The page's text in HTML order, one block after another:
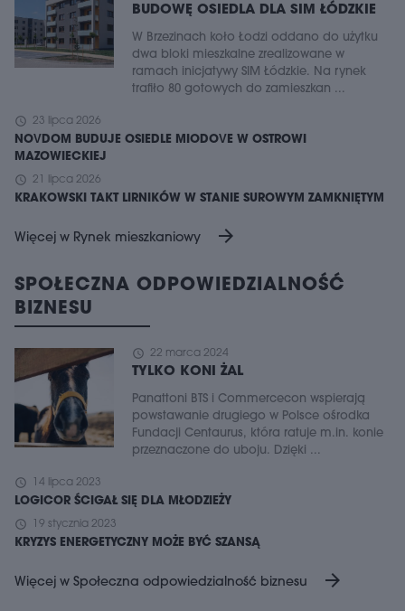
BUDOWĘ OSIEDLA DLA SIM ŁÓDZKIE
W Brzezinach koło Łodzi oddano do użytku
dwa bloki mieszkalne zrealizowane w
ramach inicjatywy SIM Łódzkie. Na rynek
trafiło 80 gotowych do zamieszkan ...
schedule 23 lipca 2026
NOVDOM BUDUJE OSIEDLE MIODOVE W OSTROWI
MAZOWIECKIEJ
schedule 21 lipca 2026
KRAKOWSKI TAKT LIRNIKÓW W STANIE SUROWYM ZAMKNIĘTYM
Więcej w Rynek mieszkaniowy arrow_forward
SPOŁECZNA ODPOWIEDZIALNOŚĆ
BIZNESU
schedule 22 marca 2024
TYLKO KONI ŻAL
Panattoni BTS i Commercecon wspierają
powstawanie drugiego w Polsce ośrodka
Fundacji Centaurus, która ratuje m.in. konie
przeznaczone do uboju. Dzięki ...
schedule 14 lipca 2023
LOGICOR ŚCIGAŁ SIĘ DLA MŁODZIEŻY
schedule 19 stycznia 2023
KRYZYS ENERGETYCZNY MOŻE BYĆ SZANSĄ
Więcej w Społeczna odpowiedzialność biznesu arrow_forward